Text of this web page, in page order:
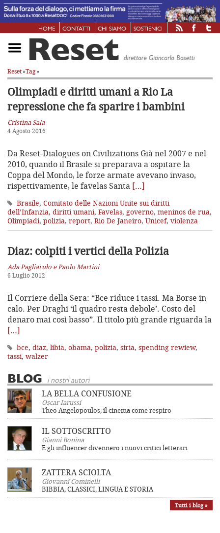
HOME CONTATTI CHI SIAMO SOSTIENICI
Reset»Tag»
Olimpiadi e diritti umani a RioLa
repressione che fa sparire i bambini
Cristina Sala
4 Agosto 2016
Da Reset-Dialogues on Civilizations Già nel 2007 e nel
2010, quando il Brasile si preparava a ospitare la
Coppa del Mondo, le forze armate avevano invaso,
rispettivamente, le favelas Santa […]
Brasile, Comitato delle Nazioni Unite sui diritti
dell’Infanzia, diritti umani, Favelas, governo, meninos de rua,
Olimpiadi, polizia, report, Rio De Janeiro, Unicef, violenza
Diaz: colpiti i vertici della Polizia
Ada Pagliarulo e Paolo Martini
6 Luglio 2012
Il Corriere della Sera: “Bce riduce i tassi. Ma Borse in
calo. Per Draghi ‘il quadro resta debole’. Costo del
denaro mai così basso”. Il titolo più grande riguarda la
[…]
bce, diaz, libia, obama, polizia, siria, spending rewiew,
tassi, walzer
BLOG i nostri autori
LA BELLA CONFUSIONE
Oscar Iarussi
Theo Angelopoulos, il cinema come respiro
IL SOTTOSCRITTO
Gianni Bonina
E gli influencer divennero i nuovi critici letterari
ZATTERA SCIOLTA
Giovanni Cominelli
BIBBIA, CLASSICI, LINGUA E STORIA
Tutti i blog »